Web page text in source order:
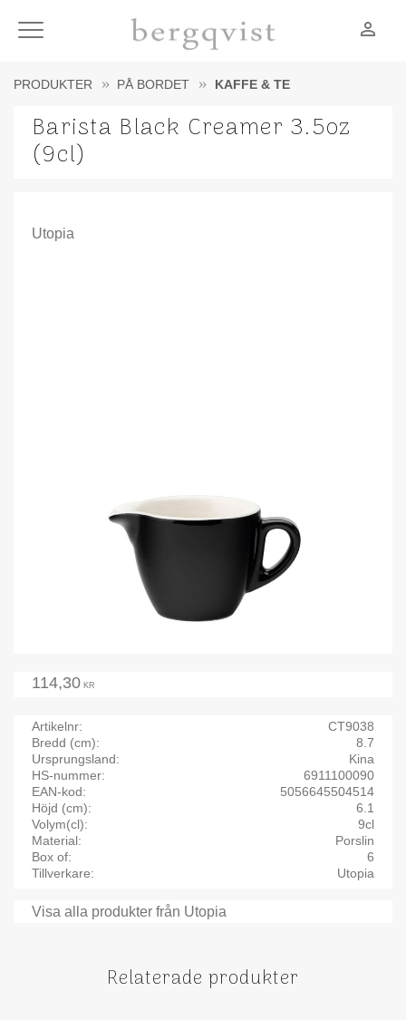
Meny person_outline
PRODUKTER PÅ BORDET KAFFE & TE
Barista Black Creamer 3.5oz
(9cl)
Utopia
114,30 KR
Artikelnr
CT9038
Bredd (cm)
8.7
Ursprungsland
Kina
HS-nummer
6911100090
EAN-kod
5056645504514
Höjd (cm)
6.1
Volym(cl)
9cl
Material
Porslin
Box of
6
Tillverkare
Utopia
Visa alla produkter från Utopia
Relaterade produkter